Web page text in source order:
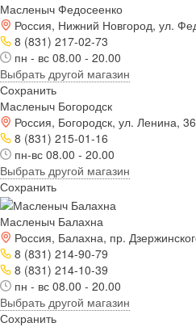
Масленыч Федосеенко
Россия, Нижний Новгород, ул.
8 (831) 217-02-73
пн - вс 08.00 - 20.00
Выбрать другой магазин
Сохранить
Масленыч Богородск
Россия, Богородск, ул. Ленина,
8 (831) 215-01-16
пн-вс 08.00 - 20.00
Выбрать другой магазин
Сохранить
Масленыч Балахна
Россия, Балахна, пр.
8 (831) 214-90-79
8 (831) 214-10-39
пн - вс 08.00 - 20.00
Выбрать другой магазин
Сохранить